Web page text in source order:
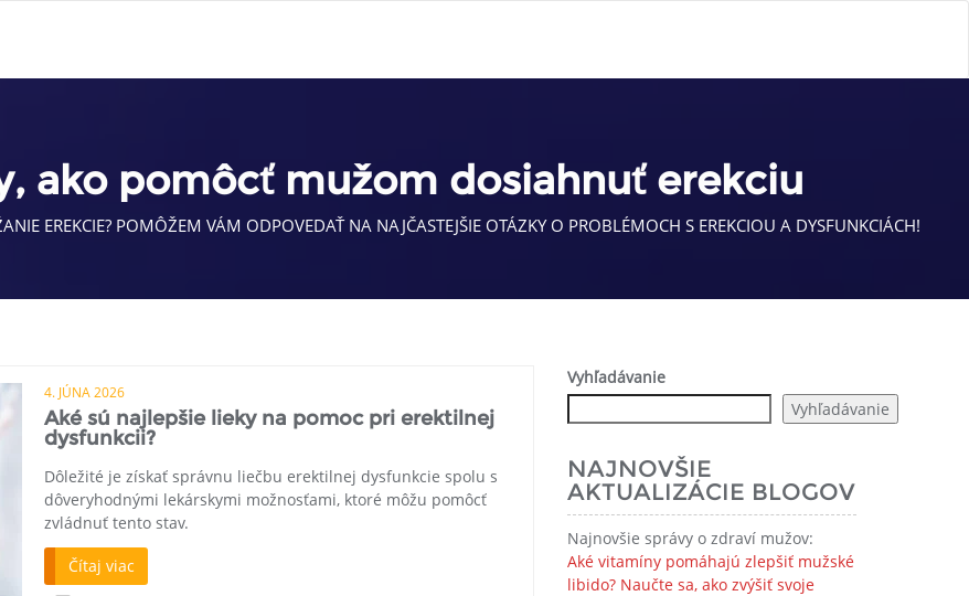
ako pomôcť mužom dosiahnuť erekciu
EREKCIE? POMÔŽEM VÁM ODPOVEDAŤ NA NAJČASTEJŠIE OTÁZKY O PROBLÉMOCH S EREKCIOU A DYSFUNKCIÁCH!
4. JÚNA 2026
Aké sú najlepšie lieky na pomoc pri erektilnej
dysfunkcii?
Dôležité je získať správnu liečbu erektilnej dysfunkcie spolu s
dôveryhodnými lekárskymi možnosťami, ktoré môžu pomôcť
zvládnuť tento stav.
Čítaj viac
Vyhľadávanie
Vyhľadávanie
NAJNOVŠIE
AKTUALIZÁCIE BLOGOV
Najnovšie správy o zdraví mužov:
Aké vitamíny pomáhajú zlepšiť mužské
libido? Naučte sa, ako zvýšiť svoje